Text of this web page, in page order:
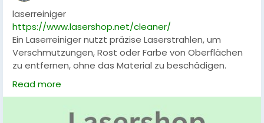
laserreiniger
https://www.lasershop.net/cleaner/
Ein Laserreiniger nutzt präzise Laserstrahlen, um
Verschmutzungen, Rost oder Farbe von Oberflächen
zu entfernen, ohne das Material zu beschädigen.
Diese Technologie bietet schnelle, effiziente und
umweltfreundliche Reinigungslösungen für Industrie,
Read more